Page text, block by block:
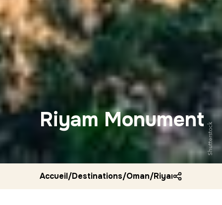
Riyam Monument
Shutterstock
Accueil/Destinations/Oman/Riyam monument